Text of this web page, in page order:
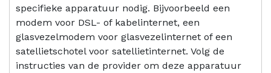
specifieke apparatuur nodig. Bijvoorbeeld een
modem voor DSL- of kabelinternet, een
glasvezelmodem voor glasvezelinternet of een
satellietschotel voor satellietinternet. Volg de
instructies van de provider om deze apparatuur